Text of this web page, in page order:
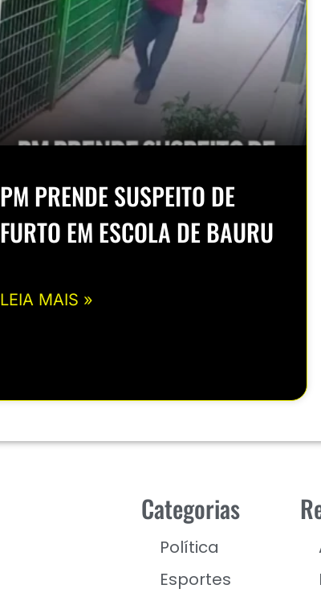
PM PRENDE SUSPEITO DE
FURTO EM ESCOLA DE BAURU
LEIA MAIS »
Categorias
Política
Esportes